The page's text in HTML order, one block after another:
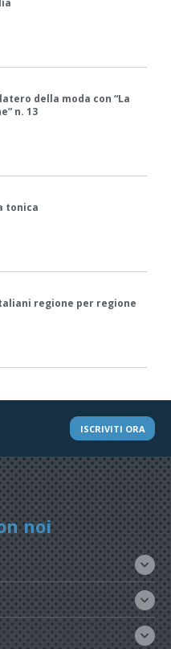
della moda con “La
n. 13
tonica
regione per regione
ISCRIVITI ORA
noi